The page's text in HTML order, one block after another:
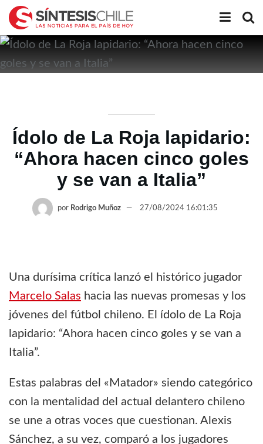
Ídolo de La Roja lapidario:
“Ahora hacen cinco goles
y se van a Italia”
por Rodrigo Muñoz 27/08/2024 16:01:35
Una durísima crítica lanzó el histórico jugador
Marcelo Salas hacia las nuevas promesas y los
jóvenes del fútbol chileno. El ídolo de La Roja
lapidario: “Ahora hacen cinco goles y se van a
Italia”.
Estas palabras del «Matador» siendo categórico
con la mentalidad del actual delantero chileno
se une a otras voces que cuestionan. Alexis
Sánchez, a su vez, comparó a los jugadores